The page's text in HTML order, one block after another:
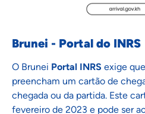
Brunei - Portal do INRS
O Brunei Portal INRS exige
preencham um cartão de
chegada ou da partida. Este
fevereiro de 2023 e pode ser